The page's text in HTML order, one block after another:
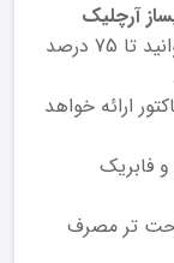
آرچلیک
با استفاده از خدمات نمایندگی می توانید تا 75 درصد
ارائه خواهد
فابریک
تر مصرف